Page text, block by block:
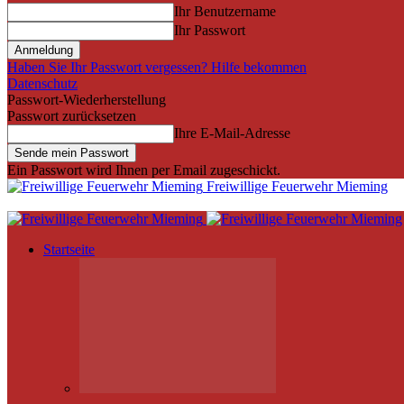
Ihr Benutzername
Ihr Passwort
Haben Sie Ihr Passwort vergessen? Hilfe bekommen
Datenschutz
Passwort-Wiederherstellung
Passwort zurücksetzen
Ihre E-Mail-Adresse
Ein Passwort wird Ihnen per Email zugeschickt.
Freiwillige Feuerwehr Mieming
Startseite